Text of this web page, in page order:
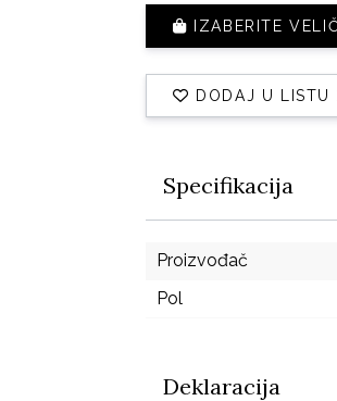
IZABERITE
DODAJ U LISTU
Specifikacija
Proizvođač
Pol
Deklaracija